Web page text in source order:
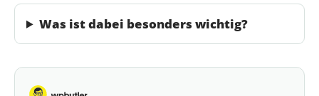
Was ist dabei besonders wichtig?